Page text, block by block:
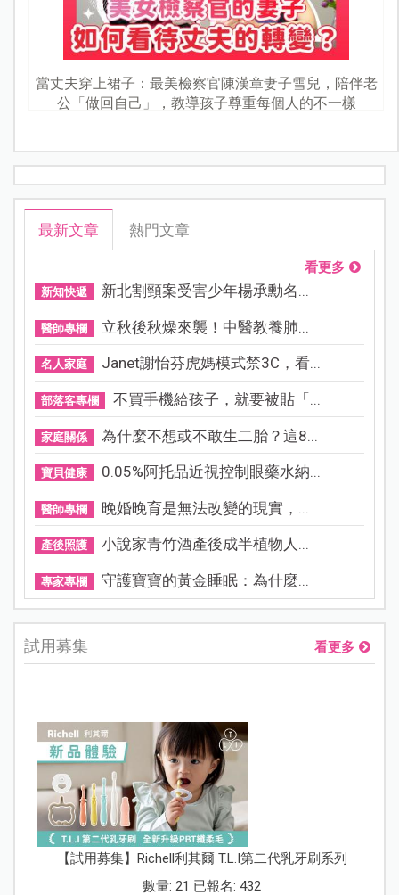
當丈夫穿上裙子：最美檢察官陳漢章妻子雪兒，陪伴老
公「做回自己」，教導孩子尊重每個人的不一樣
最新文章 熱門文章
看更多
新知快遞 新北割頸案受害少年楊承勳名...
醫師專欄 立秋後秋燥來襲！中醫教養肺...
名人家庭 Janet謝怡芬虎媽模式禁3C，看...
部落客專欄 不買手機給孩子，就要被貼「...
家庭關係 為什麼不想或不敢生二胎？這8...
寶貝健康 0.05%阿托品近視控制眼藥水納...
醫師專欄 晚婚晚育是無法改變的現實，...
產後照護 小說家青竹酒產後成半植物人...
專家專欄 守護寶寶的黃金睡眠：為什麼...
試用募集 看更多
【試用募集】Richell利其爾 T.L.I第二代乳牙刷系列
數量: 21 已報名: 432